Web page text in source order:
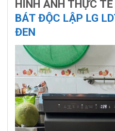
HÌNH ẢNH THỰC
BÁT ĐỘC LẬP LG
ĐEN